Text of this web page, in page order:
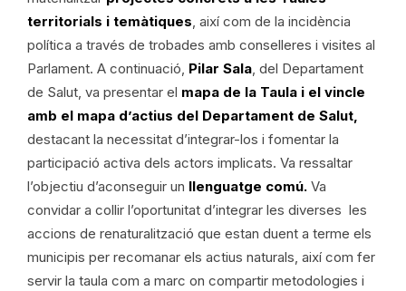
territorials i temàtiques, així com de la incidència
política a través de trobades amb conselleres i visites al
Parlament. A continuació, Pilar Sala, del Departament
de Salut, va presentar el mapa de la Taula i el vincle
amb el mapa d’actius del Departament de Salut,
destacant la necessitat d’integrar-los i fomentar la
participació activa dels actors implicats. Va ressaltar
l’objectiu d’aconseguir un llenguatge comú. Va
convidar a collir l’oportunitat d’integrar les diverses les
accions de renaturalització que estan duent a terme els
municipis per recomanar els actius naturals, així com fer
servir la taula com a marc on compartir metodologies i